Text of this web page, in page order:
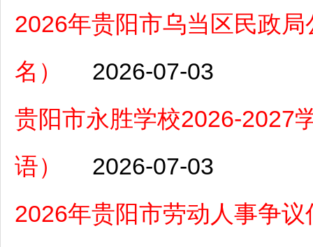
2026年贵阳市乌当区民政
名）
2026-07-03
贵阳市永胜学校2026-2027
语）
2026-07-03
2026年贵阳市劳动人事争